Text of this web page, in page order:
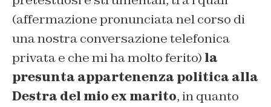
(affermazione pronunciata nel corso di
una nostra conversazione telefonica
privata e che mi ha molto ferito) la
presunta appartenenza politica alla
Destra del mio ex marito, in quanto